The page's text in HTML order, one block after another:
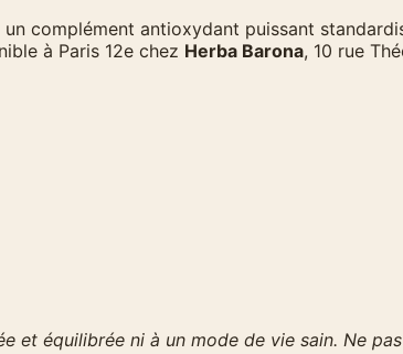
complément antioxydant puissant
à Paris 12e chez Herba Barona, 10 rue
et équilibrée ni à un mode de vie sain. Ne